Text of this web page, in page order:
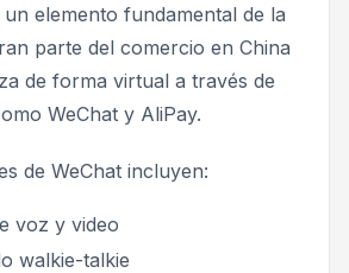
elemento fundamental de la
parte del comercio en China
de forma virtual a través de
WeChat y AliPay.
de WeChat incluyen:
voz y video
walkie-talkie